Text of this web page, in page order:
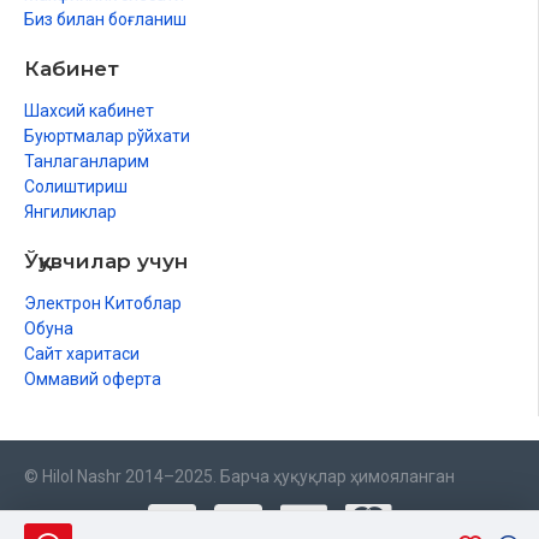
Биз билан боғланиш
Кабинет
Шахсий кабинет
Буюртмалар рўйхати
Танлаганларим
Солиштириш
Янгиликлар
Ўқувчилар учун
Электрон Китоблар
Обуна
Сайт харитаси
Оммавий оферта
© Hilol Nashr 2014–2025. Барча ҳуқуқлар ҳимояланган